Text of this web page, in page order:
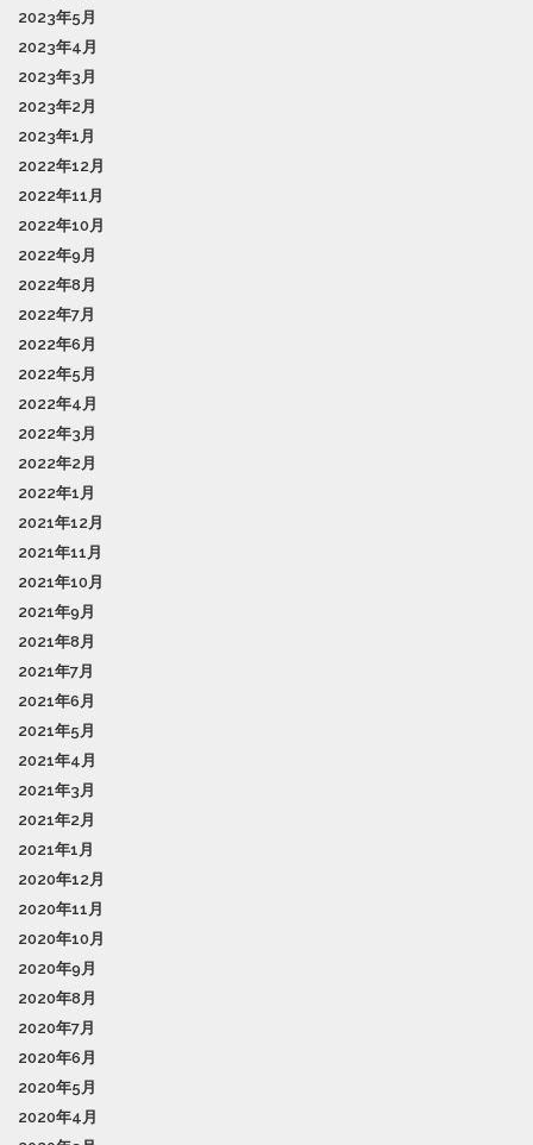
2023年5月
2023年4月
2023年3月
2023年2月
2023年1月
2022年12月
2022年11月
2022年10月
2022年9月
2022年8月
2022年7月
2022年6月
2022年5月
2022年4月
2022年3月
2022年2月
2022年1月
2021年12月
2021年11月
2021年10月
2021年9月
2021年8月
2021年7月
2021年6月
2021年5月
2021年4月
2021年3月
2021年2月
2021年1月
2020年12月
2020年11月
2020年10月
2020年9月
2020年8月
2020年7月
2020年6月
2020年5月
2020年4月